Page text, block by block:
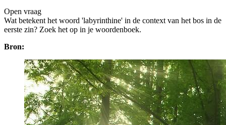
De uitleg gaat te langzaam
Afspelen werkte niet
Iets anders
Open vraag
Wat betekent het woord 'labyrinthine' in de context van het bos in de
eerste zin? Zoek het op in je woordenboek.
Bron: